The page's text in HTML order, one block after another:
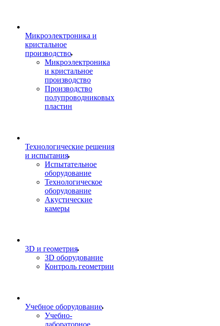
Микроэлектроника и
кристальное
производство
Микроэлектроника
и кристальное
производство
Производство
полупроводниковых
пластин
Технологические решения
и испытания
Испытательное
оборудование
Технологическое
оборудование
Акустические
камеры
3D и геометрия
3D оборудование
Контроль геометрии
Учебное оборудование
Учебно-
лабораторное